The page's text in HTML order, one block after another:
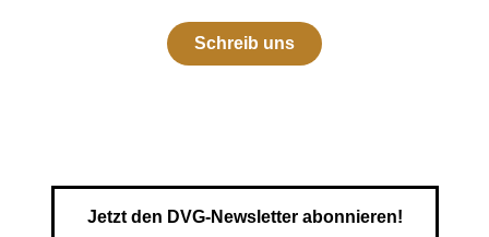
Schreib uns
Jetzt den DVG-Newsletter abonnieren!